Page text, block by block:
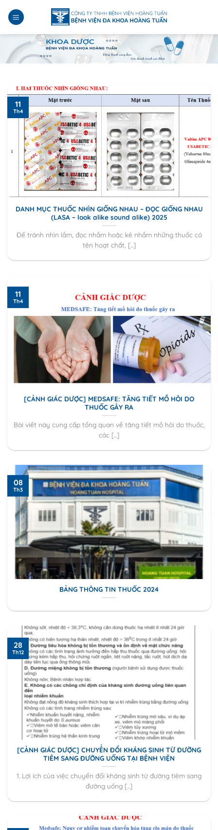
qua
DANH MỤC THUỐC NHÌN GIỐNG NHAU – ĐỌC GIỐNG NHAU
(LASA – look alike sound alike) 2025
Để tránh nhìn lầm, đọc nhầm hoặc kê nhầm những thuốc có
tên hoạt chất, [...]
11
Th4
[CẢNH GIÁC DƯỢC] MEDSAFE: TĂNG TIẾT MỒ HÔI DO
THUỐC GÂY RA
Bài viết này cung cấp tổng quan về tăng tiết mồ hôi do thuốc,
các [...]
11
Th4
BẢNG THÔNG TIN THUỐC 2024
08
Th3
[CẢNH GIÁC DƯỢC] CHUYỂN ĐỔI KHÁNG SINH TỪ ĐƯỜNG
TIÊM SANG ĐƯỜNG UỐNG TẠI BỆNH VIỆN
1. Lợi ích của việc chuyển đổi kháng sinh từ đường tiêm sang
đường uống [...]
28
Th12